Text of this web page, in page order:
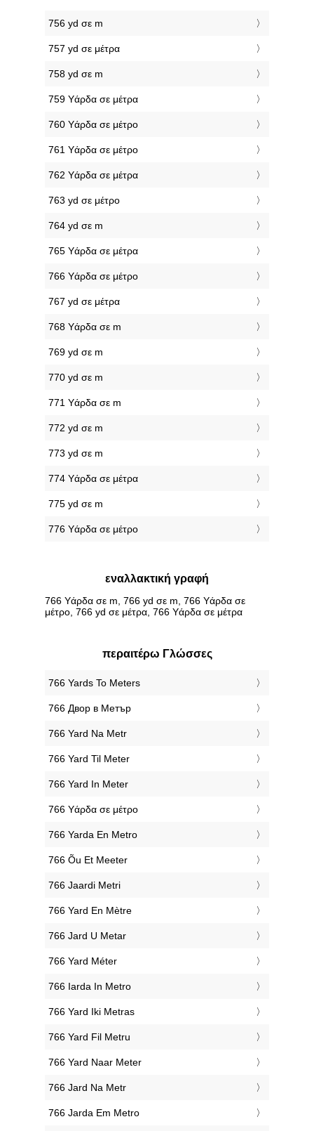
756 yd σε m
757 yd σε μέτρα
758 yd σε m
759 Υάρδα σε μέτρα
760 Υάρδα σε μέτρο
761 Υάρδα σε μέτρο
762 Υάρδα σε μέτρα
763 yd σε μέτρο
764 yd σε m
765 Υάρδα σε μέτρα
766 Υάρδα σε μέτρο
767 yd σε μέτρα
768 Υάρδα σε m
769 yd σε m
770 yd σε m
771 Υάρδα σε m
772 yd σε m
773 yd σε m
774 Υάρδα σε μέτρα
775 yd σε m
776 Υάρδα σε μέτρο
εναλλακτική γραφή
766 Υάρδα σε m, 766 yd σε m, 766 Υάρδα σε
μέτρο, 766 yd σε μέτρα, 766 Υάρδα σε μέτρα
περαιτέρω Γλώσσες
‎766 Yards To Meters
‎766 Двор в Метър
‎766 Yard Na Metr
‎766 Yard Til Meter
‎766 Yard In Meter
‎766 Υάρδα σε μέτρο
‎766 Yarda En Metro
‎766 Õu Et Meeter
‎766 Jaardi Metri
‎766 Yard En Mètre
‎766 Jard U Metar
‎766 Yard Méter
‎766 Iarda In Metro
‎766 Yard Iki Metras
‎766 Yard Fil Metru
‎766 Yard Naar Meter
‎766 Jard Na Metr
‎766 Jarda Em Metro